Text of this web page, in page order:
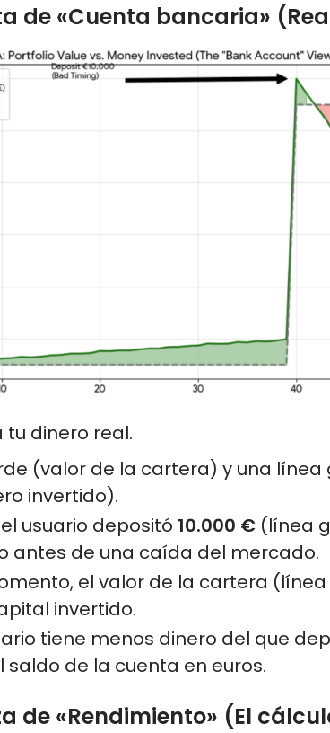
de «Cuenta bancaria»
dinero real.
(valor de la cartera) y una línea
invertido).
usuario depositó 10.000 €(línea
antes de una caída del mercado.
el valor de la cartera
invertido.
tiene menos dinero del que
de la cuenta en euros.
de «Rendimiento» (El